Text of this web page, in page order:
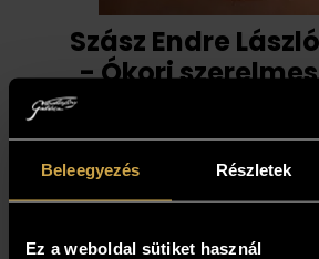
Beleegyezés Részletek
Ez a weboldal sütiket használ
Szász Endre
- Ókori
427 000